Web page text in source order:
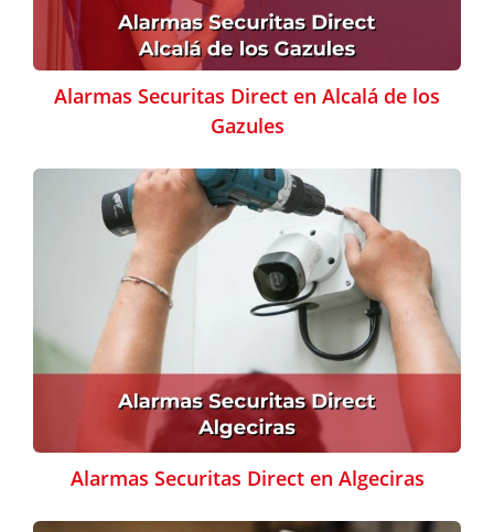
Alarmas Securitas Direct en Alcalá de los
Gazules
Alarmas Securitas Direct en Algeciras